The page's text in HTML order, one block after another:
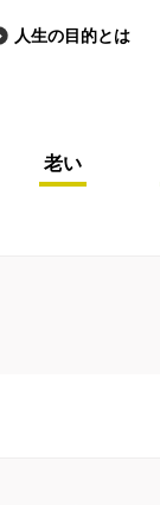
人生の目的とは
老い